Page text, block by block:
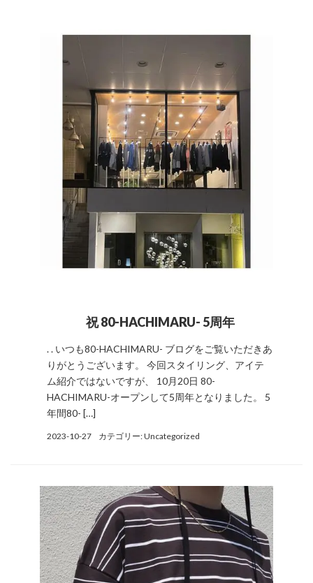
祝 80-HACHIMARU- 5周年
. . いつも80-HACHIMARU- ブログをご覧いただきあ
りがとうございます。 今回スタイリング、アイテ
ム紹介ではないですが、 10月20日 80-
HACHIMARU-オープンして5周年となりました。 5
年間80- […]
2023-10-27 カテゴリー:Uncategorized